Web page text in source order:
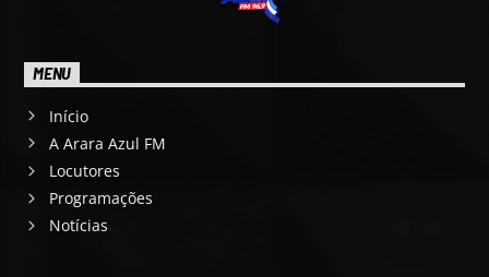
MENU
Início
A Arara Azul FM
Locutores
Programações
Notícias